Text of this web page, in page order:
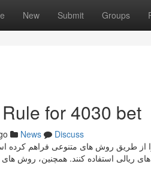
New Submit Groups
for 4030 bet
News
Discuss
روش‌ های متنوعی فراهم کرده است.